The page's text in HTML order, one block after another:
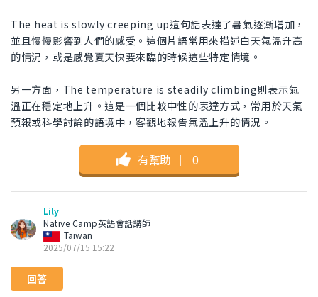
The heat is slowly creeping up這句話表達了暑氣逐漸增加，
並且慢慢影響到人們的感受。這個片語常用來描述白天氣溫升高
的情況，或是感覺夏天快要來臨的時候這些特定情境。
另一方面，The temperature is steadily climbing則表示氣
溫正在穩定地上升。這是一個比較中性的表達方式，常用於天氣
預報或科學討論的語境中，客觀地報告氣溫上升的情況。
有幫助 ｜ 0
Lily
Native Camp英語會話講師
Taiwan
2025/07/15 15:22
回答